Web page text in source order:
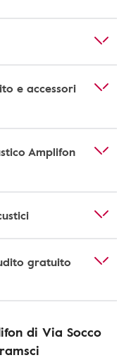
e accessori
Amplifon
gratuito
di Via Socco